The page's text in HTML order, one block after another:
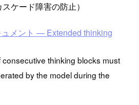
ケード障害の防止）
メント — Extended thinking
thinking blocks must
by the model during the